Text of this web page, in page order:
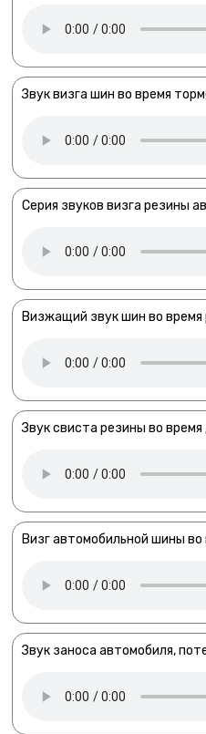
Звук визга шин во время
Серия звуков визга резины
Визжащий звук шин во
Звук свиста резины во
Визг автомобильной шины во
Звук заноса автомобиля,